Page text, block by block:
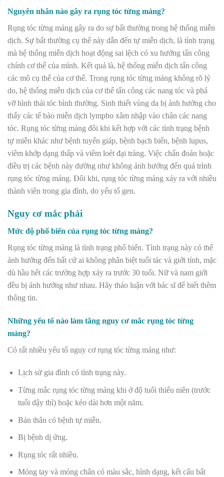
Nguyên nhân nào gây ra rụng tóc từng mảng?
Rụng tóc từng mảng gây ra do sự bất thường trong hệ thống miễn
dịch. Sự bất thường cụ thể này dẫn đến tự miễn dịch, là tình trạng
mà hệ thống miễn dịch hoạt động sai lệch có xu hướng tấn công
chính cơ thể của mình. Kết quả là, hệ thống miễn dịch tấn công
các mô cụ thể của cơ thể. Trong rụng tóc từng mảng không rõ lý
do, hệ thống miễn dịch của cơ thể tấn công các nang tóc và phá
vỡ hình thái tóc bình thường. Sinh thiết vùng da bị ảnh hưởng cho
thấy các tế bào miễn dịch lympho xâm nhập vào chân các nang
tóc. Rụng tóc từng mảng đôi khi kết hợp với các tình trạng bệnh
tự miễn khác như bệnh tuyến giáp, bệnh bạch biến, bệnh lupus,
viêm khớp dạng thấp và viêm loét đại tràng. Việc chẩn đoán hoặc
điều trị các bệnh này dường như không ảnh hưởng đến quá trình
rụng tóc từng mảng. Đôi khi, rụng tóc từng mảng xảy ra với nhiều
thành viên trong gia đình, do yếu tố gen.
Nguy cơ mắc phải
Mức độ phổ biến của rụng tóc từng mảng?
Rụng tóc từng mảng là tình trạng phổ biến. Tình trạng này có thể
ảnh hưởng đến bất cứ ai không phân biệt tuổi tác và giới tính, mặc
dù hầu hết các trường hợp xảy ra trước 30 tuổi. Nữ và nam giới
đều bị ảnh hưởng như nhau. Hãy thảo luận với bác sĩ để biết thêm
thông tin.
Những yếu tố nào làm tăng nguy cơ mắc rụng tóc từng
mảng?
Có rất nhiều yếu tố nguy cơ rụng tóc từng mảng như:
Lịch sử gia đình có tình trạng này.
Từng mắc rụng tóc từng mảng khi ở độ tuổi thiếu niên (trước
tuổi dậy thì) hoặc kéo dài hơn một năm.
Bản thân có bệnh tự miễn.
Bị bệnh dị ứng.
Rụng tóc rất nhiều.
Móng tay và móng chân có màu sắc, hình dạng, kết cấu bất